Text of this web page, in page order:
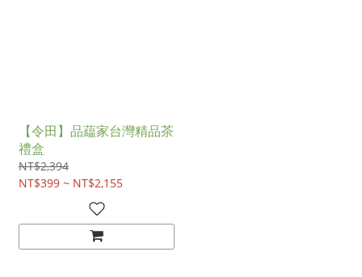
【令田】品藴家台灣精品茶
禮盒
NT$2,394
NT$399 ~ NT$2,155